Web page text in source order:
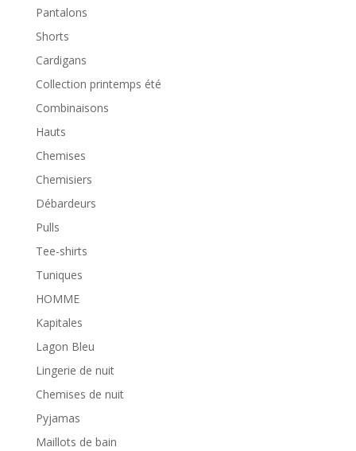
Pantalons
Shorts
Cardigans
Collection printemps été
Combinaisons
Hauts
Chemises
Chemisiers
Débardeurs
Pulls
Tee-shirts
Tuniques
HOMME
Kapitales
Lagon Bleu
Lingerie de nuit
Chemises de nuit
Pyjamas
Maillots de bain